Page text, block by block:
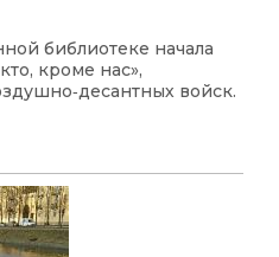
библиотеке начала
кроме нас»,
войск.